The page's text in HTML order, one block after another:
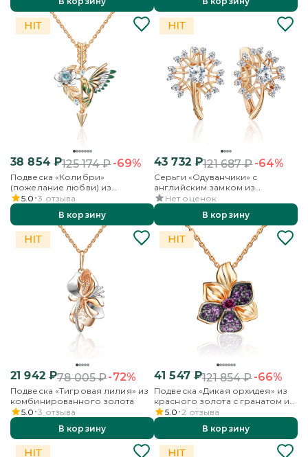
38 854₽125 174₽-69%
Подвеска «Колибри»
(пожелание любви) из
комбинированного золота с
топазами и эмалью
5.0 3 отзыва
В корзину
43 732₽121 687₽-64%
Серьги «Одуванчики» с
английским замком из
красного золота с фианитами
Нет оценок
В корзину
21 942₽78 005₽-72%
Подвеска «Тигровая лилия» из
комбинированного золота
5.0 3 отзыва
В корзину
41 547₽121 854₽-66%
Подвеска «Дикая орхидея» из
красного золота с гранатом и
аметистами
5.0 2 отзыва
В корзину